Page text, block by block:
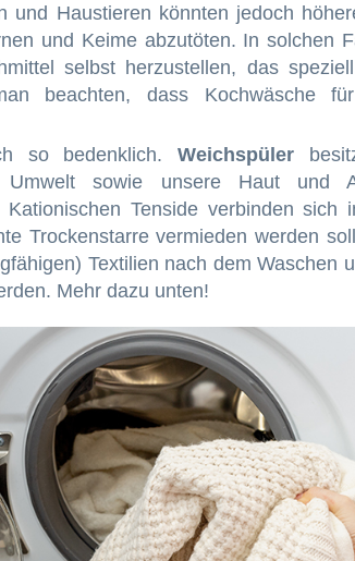
und Haustieren könnten jedoch
und Keime abzutöten. In solchen
selbst herzustellen, das
beachten, dass Kochwäsche
so bedenklich. Weichspüler
Umwelt sowie unsere Haut und
Kationischen Tenside verbinden
Trockenstarre vermieden werden
Textilien nach dem Waschen
Mehr dazu unten!